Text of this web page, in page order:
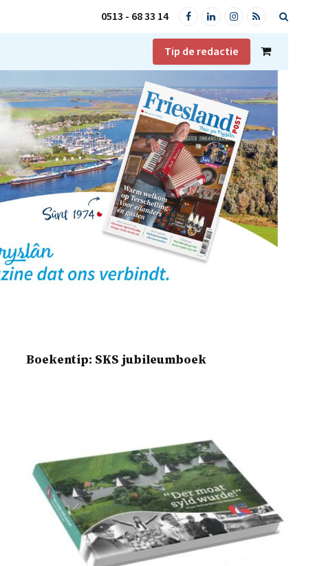
0513 - 68 33 14 FacebookLinkedInInstagram
RSS
Tip de redactie
Shopping
Cart
Boekentip: SKS jubileumboek